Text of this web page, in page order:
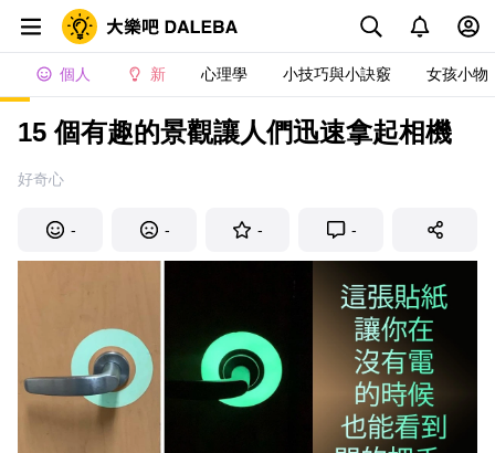
個人 新 心理學 小技巧與小訣竅 女孩小物
15 個有趣的景觀讓人們迅速拿起相機
好奇心
- - - -